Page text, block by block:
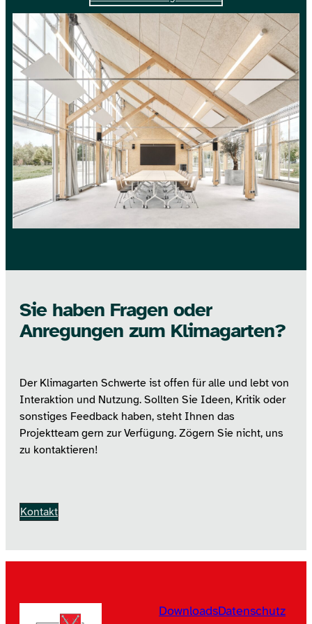
Sie haben Fragen oder
Anregungen zum Klimagarten?
Der Klimagarten Schwerte ist offen für alle und lebt von
Interaktion und Nutzung. Sollten Sie Ideen, Kritik oder
sonstiges Feedback haben, steht Ihnen das
Projektteam gern zur Verfügung. Zögern Sie nicht, uns
zu kontaktieren!
Kontakt
DownloadsDatenschutz